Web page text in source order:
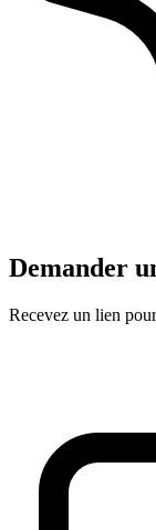
Demander
Recevez un lien